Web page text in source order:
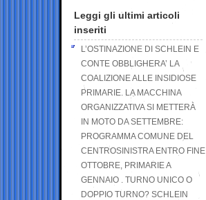
Leggi gli ultimi articoli
inseriti
L’OSTINAZIONE DI SCHLEIN E
CONTE OBBLIGHERA’ LA
COALIZIONE ALLE INSIDIOSE
PRIMARIE. LA MACCHINA
ORGANIZZATIVA SI METTERÀ
IN MOTO DA SETTEMBRE:
PROGRAMMA COMUNE DEL
CENTROSINISTRA ENTRO FINE
OTTOBRE, PRIMARIE A
GENNAIO . TURNO UNICO O
DOPPIO TURNO? SCHLEIN